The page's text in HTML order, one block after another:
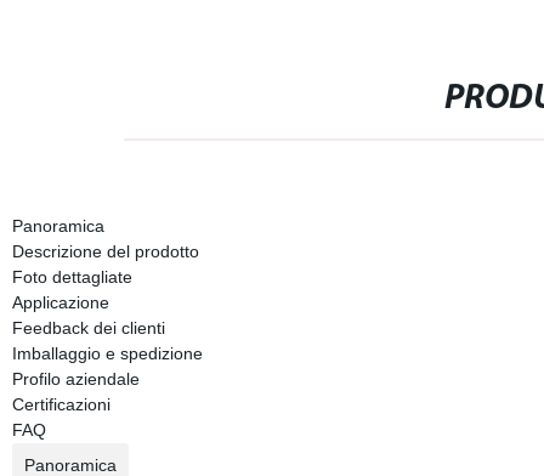
Panoramica
Descrizione del prodotto
Foto dettagliate
Applicazione
Feedback dei clienti
Imballaggio e spedizione
Profilo aziendale
Certificazioni
FAQ
Panoramica